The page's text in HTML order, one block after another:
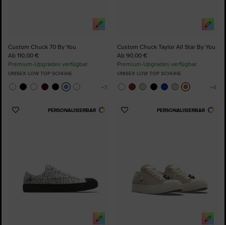
Custom Chuck 70 By You
Ab 110,00 €
Premium-Upgrades verfügbar
UNISEX LOW TOP SCHUHE
Custom Chuck Taylor All Star By You
Ab 90,00 €
Premium-Upgrades verfügbar
UNISEX LOW TOP SCHUHE
PERSONALISIERBAR
Zu
PERSONALISIERBAR
Zu